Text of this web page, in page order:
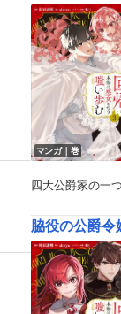
マンガ｜巻
四大公爵家の一
脇役の公爵